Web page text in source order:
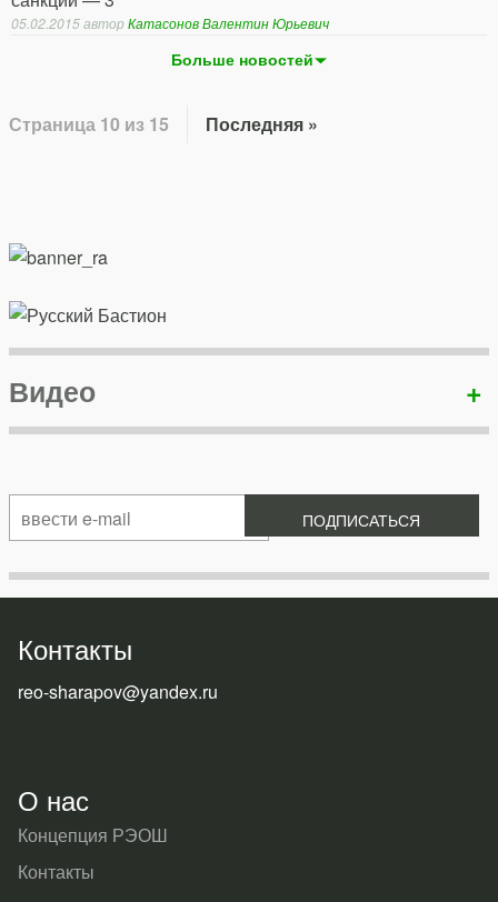
05.02.2015автор Катасонов Валентин Юрьевич
Больше новостей
Страница 10 из 15 Последняя »
Видео
Контакты
reo-sharapov@yandex.ru
О нас
Концепция РЭОШ
Контакты